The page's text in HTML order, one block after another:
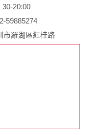
30-20:00
59885274
市羅湖區紅桂路